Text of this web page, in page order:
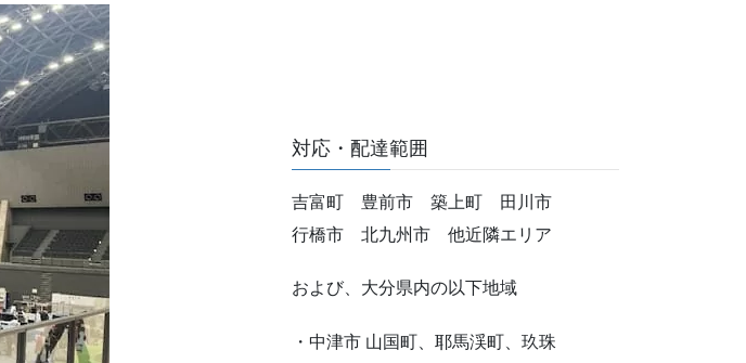
対応・配達範囲
吉富町 豊前市 築上町 田川市
行橋市 北九州市 他近隣エリア
および、大分県内の以下地域
・中津市 山国町、耶馬渓町、玖珠